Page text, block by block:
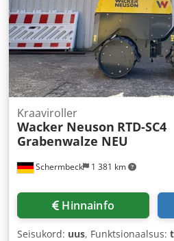
Schermbeck 1 381 km
Kraaviroller
Wacker Neuson RTD-SC4
Grabenwalze NEU
Hinnainfo
Seisukord: uus, Funktsionaalsus: